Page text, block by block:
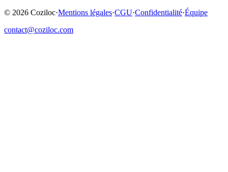
© 2026 Coziloc·Mentions légales·CGU·Confidentialité·Équipe
contact@coziloc.com